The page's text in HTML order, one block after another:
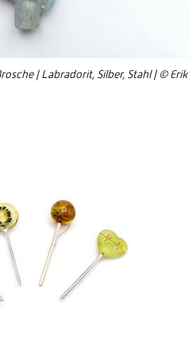
| Labradorit, Silber, Stahl | © Erik